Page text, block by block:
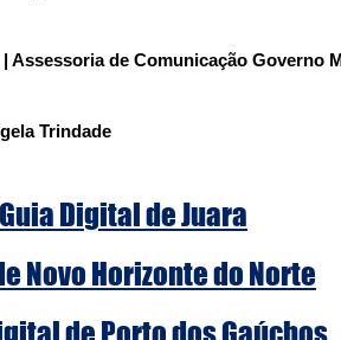
Assessoria de Comunicação Governo
Trindade
Guia Digital de Juara
Novo Horizonte do Norte
de Porto dos Gaúchos